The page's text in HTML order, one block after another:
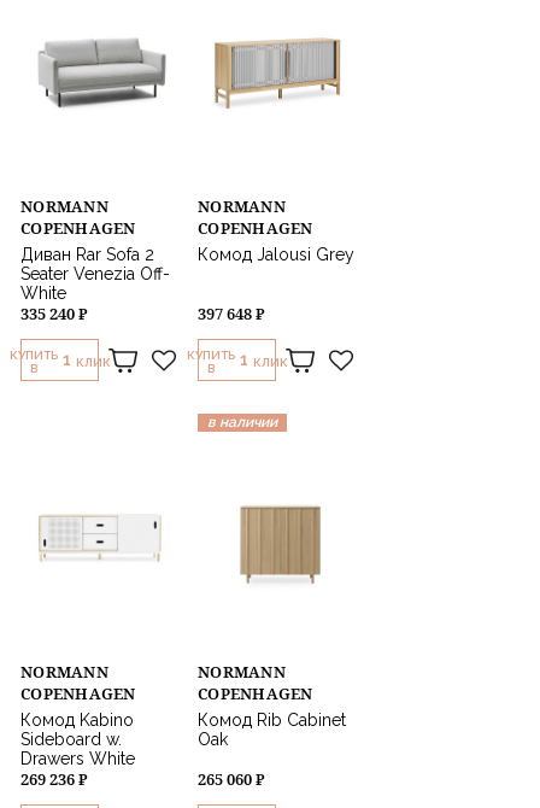
NORMANN
COPENHAGEN
Диван Rar Sofa 2
Seater Venezia Off-
White
335 240 ₽
КУПИТЬ
В
1 КЛИК
NORMANN
COPENHAGEN
Комод Jalousi Grey
397 648 ₽
КУПИТЬ
В
1 КЛИК
NORMANN
COPENHAGEN
Комод Kabino
Sideboard w.
Drawers White
269 236 ₽
в наличии
NORMANN
COPENHAGEN
Комод Rib Cabinet
Oak
265 060 ₽